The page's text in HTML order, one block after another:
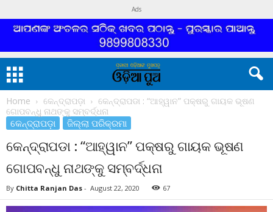
Ads
Home କେନ୍ଦ୍ରାପଡ଼ା
କେନ୍ଦ୍ରାପଡା : “ଆହ୍ୱାନ” ପକ୍ଷରୁ ଗାୟକ ଭୂଷଣ
ଗୋପବନ୍ଧୁ ନାଥଙ୍କୁ ସମ୍ବର୍ଦ୍ଧନା
କେନ୍ଦ୍ରାପଡ଼ା ଜିଲ୍ଲା ପରିକ୍ରମା
କେନ୍ଦ୍ରାପଡା : “ଆହ୍ୱାନ” ପକ୍ଷରୁ ଗାୟକ ଭୂଷଣ
ଗୋପବନ୍ଧୁ ନାଥଙ୍କୁ ସମ୍ବର୍ଦ୍ଧନା
By Chitta Ranjan Das - August 22, 2020 67